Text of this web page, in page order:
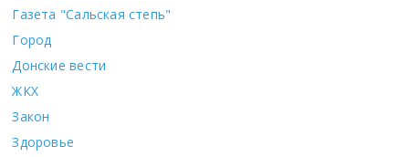
Газета "Сальская степь"
Город
Донские вести
ЖКХ
Закон
Здоровье